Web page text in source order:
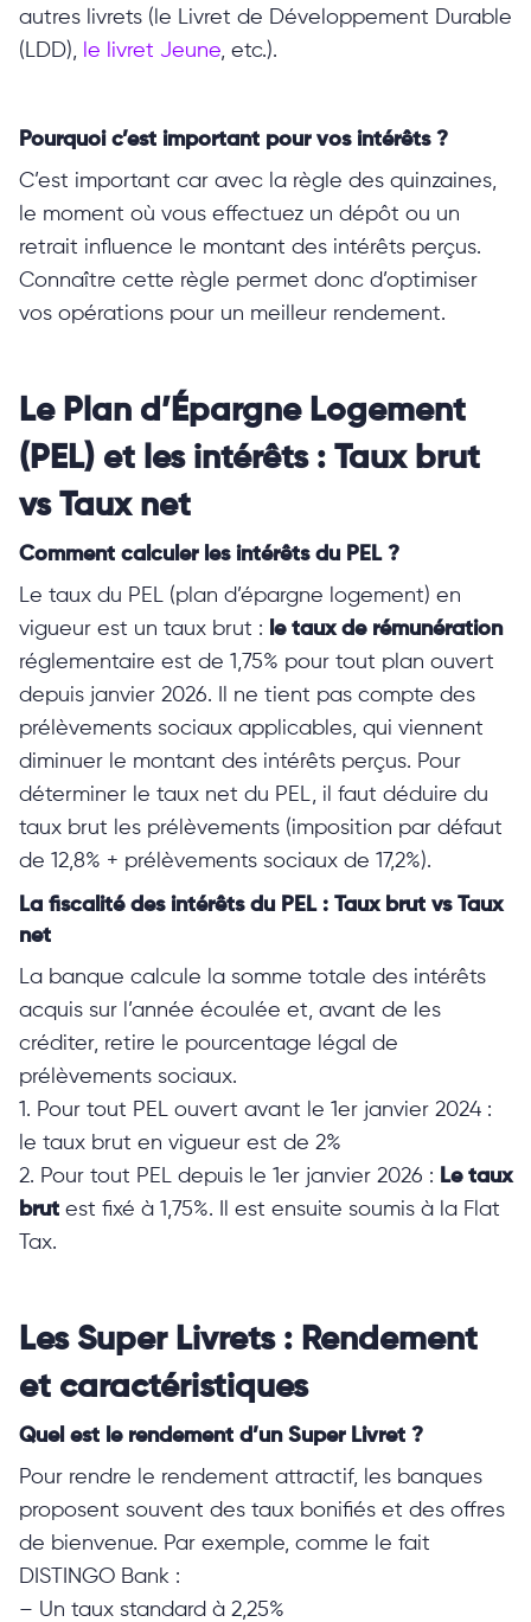
autres livrets (le Livret de Développement Durable
(LDD), le livret Jeune, etc.).
Pourquoi c’est important pour vos intérêts ?
C’est important car avec la règle des quinzaines,
le moment où vous effectuez un dépôt ou un
retrait influence le montant des intérêts perçus.
Connaître cette règle permet donc d’optimiser
vos opérations pour un meilleur rendement.
Le Plan d’Épargne Logement
(PEL) et les intérêts : Taux brut
vs Taux net
Comment calculer les intérêts du PEL ?
Le taux du PEL (plan d’épargne logement) en
vigueur est un taux brut : le taux de rémunération
réglementaire est de 1,75% pour tout plan ouvert
depuis janvier 2026. Il ne tient pas compte des
prélèvements sociaux applicables, qui viennent
diminuer le montant des intérêts perçus. Pour
déterminer le taux net du PEL, il faut déduire du
taux brut les prélèvements (imposition par défaut
de 12,8% + prélèvements sociaux de 17,2%).
La fiscalité des intérêts du PEL : Taux brut vs Taux
net
La banque calcule la somme totale des intérêts
acquis sur l’année écoulée et, avant de les
créditer, retire le pourcentage légal de
prélèvements sociaux.
1. Pour tout PEL ouvert avant le 1er janvier 2024 :
le taux brut en vigueur est de 2%
2. Pour tout PEL depuis le 1er janvier 2026 : Le taux
brut est fixé à 1,75%. Il est ensuite soumis à la Flat
Tax.
Les Super Livrets : Rendement
et caractéristiques
Quel est le rendement d’un Super Livret ?
Pour rendre le rendement attractif, les banques
proposent souvent des taux bonifiés et des offres
de bienvenue. Par exemple, comme le fait
DISTINGO Bank :
– Un taux standard à 2,25%